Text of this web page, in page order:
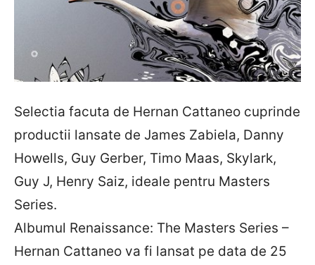
Selectia facuta de Hernan Cattaneo cuprinde
productii lansate de James Zabiela, Danny
Howells, Guy Gerber, Timo Maas, Skylark,
Guy J, Henry Saiz, ideale pentru Masters
Series.
Albumul Renaissance: The Masters Series –
Hernan Cattaneo va fi lansat pe data de 25